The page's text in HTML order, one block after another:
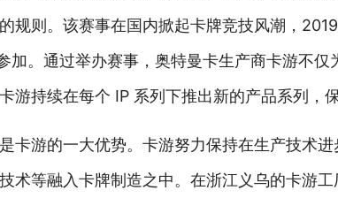
规则。该赛事在国内掀起卡牌竞技风潮，
加。通过举办赛事，奥特曼卡生产商卡游不
游持续在每个 IP 系列下推出新的产品系列，
卡游的一大优势。卡游努力保持在生产技术
术等融入卡牌制造之中。在浙江义乌的卡游